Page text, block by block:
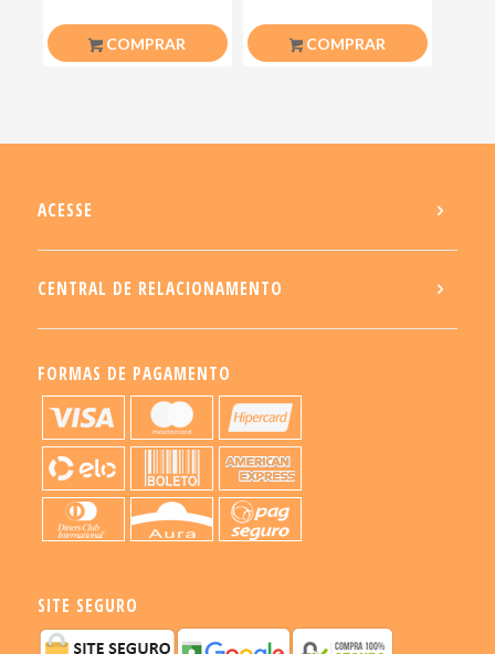
COMPRAR COMPRAR
ACESSE
CENTRAL DE RELACIONAMENTO
FORMAS DE PAGAMENTO
SITE SEGURO